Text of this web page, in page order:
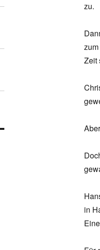
zu.
Zeit
in